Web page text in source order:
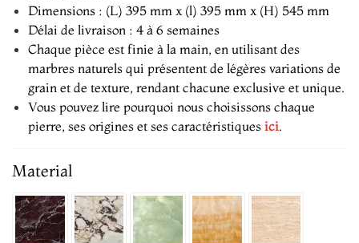
Dimensions : (L) 395 mm x (l) 395 mm x (H) 545 mm
Délai de livraison : 4 à 6 semaines
Chaque pièce est finie à la main, en utilisant des
marbres naturels qui présentent de légères variations de
grain et de texture, rendant chacune exclusive et unique.
Vous pouvez lire pourquoi nous choisissons chaque
pierre, ses origines et ses caractéristiques ici.
Material